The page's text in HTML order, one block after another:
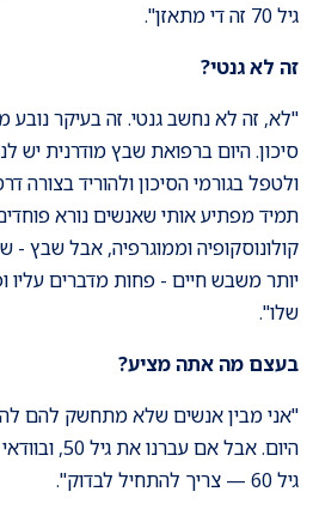
גיל 70 זה די מתאזן".
זה לא גנטי?
"לא, זה לא נחשב גנטי. זה בעיקר נובע
סיכון. היום ברפואת שבץ מודרנית יש
ולטפל בגורמי הסיכון ולהוריד בצורה
תמיד מפתיע אותי שאנשים נורא
קולונוסקופיה וממוגרפיה, אבל שבץ -
יותר משבש חיים - פחות מדברים עליו
שלו".
בעצם מה אתה מציע?
"אני מבין אנשים שלא מתחשק להם
היום. אבל אם
גיל 60 — צריך להתחיל לבדוק".